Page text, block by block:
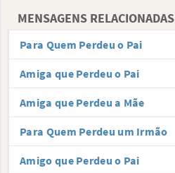
MENSAGENS RELACIONADAS
Para Quem Perdeu o Pai
Amiga que Perdeu o Pai
Amiga que Perdeu a Mãe
Para Quem Perdeu um Irmão
Amigo que Perdeu o Pai